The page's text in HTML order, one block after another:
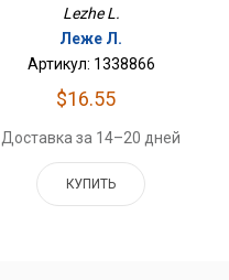
Lezhe L.
Леже Л.
Артикул: 1338866
$16.55
Доставка за 14–20 дней
КУПИТЬ